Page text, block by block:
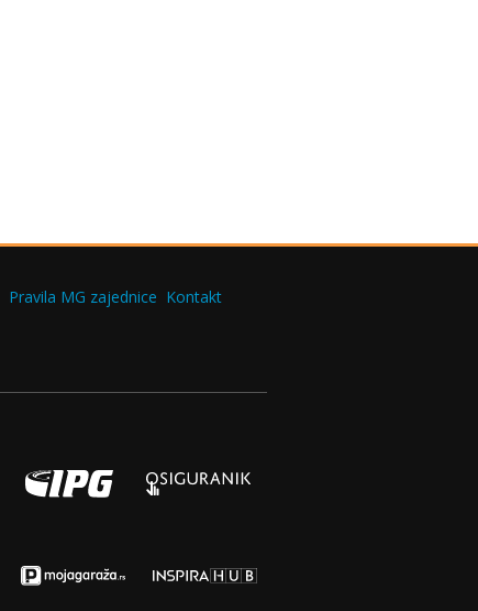
Pravila MG zajednice Kontakt